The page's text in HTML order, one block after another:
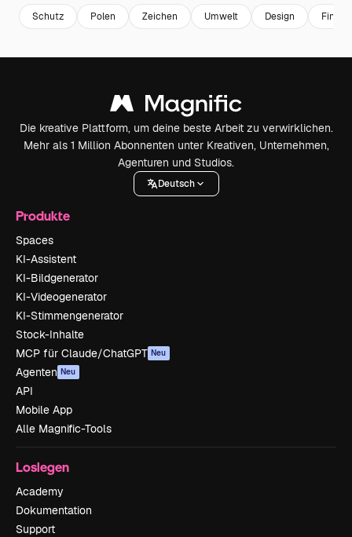
Schutz Polen Zeichen Umwelt Design
Die kreative Plattform, um deine beste Arbeit zu verwirklichen.
Mehr als 1 Million Abonnenten unter Kreativen, Unternehmen,
Agenturen und Studios.
Deutsch
Produkte
Spaces
KI-Assistent
KI-Bildgenerator
KI-Videogenerator
KI-Stimmengenerator
Stock-Inhalte
MCP für Claude/ChatGPT Neu
Agenten Neu
API
Mobile App
Alle Magnific-Tools
Loslegen
Academy
Dokumentation
Support